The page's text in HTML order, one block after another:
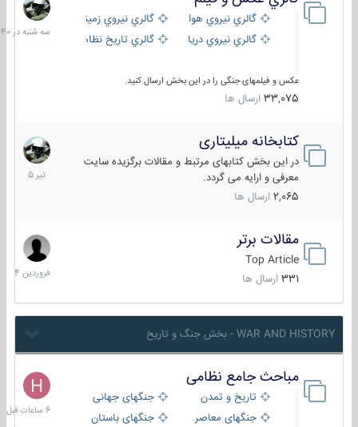
گالري نيروي هوايي
گالري نيروي زميني
گالري نيروي دريايي
گالري تاریخ نظامی
عکس و فیلمهای جنگی را در این بخش ارسال کنید.
33,075 ارسال ها
شنبه
در
کتابخانه میلیتاری
در این بخش کتابهای مرتبط و مقالات برگزیده سایت
معرفی و ارایه می گردد.
2,065 ارسال ها
16
تیر
1405
مقالات برتر
Top Article
331 ارسال ها
29
فروردین
1404
WAR AND HISTORY - بخش جنگ و تاریخ
مباحث جامع نظامی
تاریخ و تمدن
جنگهای جهانی
جنگهای معاصر
جنگهای باستان
6
ساعات
قبل